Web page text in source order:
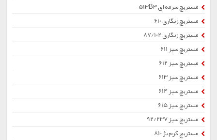
مستربچ سرمه ای 513B3
مستربچ زنگاری 610
مستربچ زنگاری 87/102
مستربچ سبز 611
مستربچ سبز 612
مستربچ سبز 613
مستربچ سبز 614
مستربچ سبز 615
مستربچ سبز 92/237
مستربچ کرم بژ 810